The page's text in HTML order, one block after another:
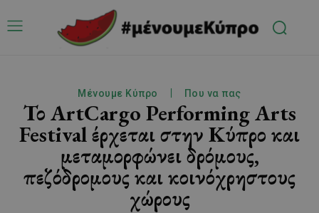
Μένουμε Κύπρο Που να πας
Το ArtCargo Performing Arts
Festival έρχεται στην Κύπρο και
μεταμορφώνει δρόμους,
πεζόδρομους και κοινόχρηστους
χώρους